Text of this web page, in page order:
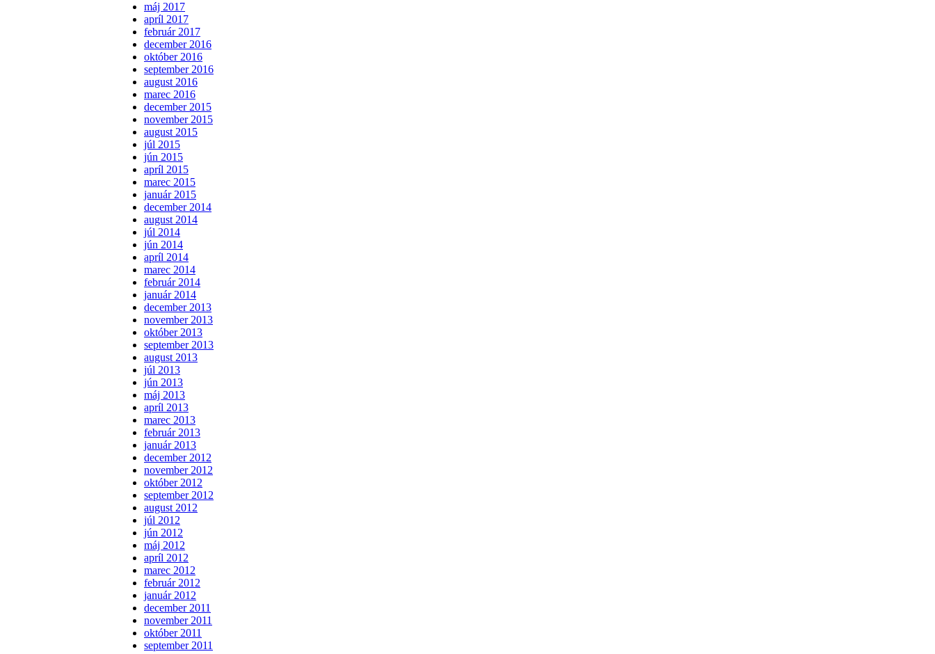
máj 2017
apríl 2017
február 2017
december 2016
október 2016
september 2016
august 2016
marec 2016
december 2015
november 2015
august 2015
júl 2015
jún 2015
apríl 2015
marec 2015
január 2015
december 2014
august 2014
júl 2014
jún 2014
apríl 2014
marec 2014
február 2014
január 2014
december 2013
november 2013
október 2013
september 2013
august 2013
júl 2013
jún 2013
máj 2013
apríl 2013
marec 2013
február 2013
január 2013
december 2012
november 2012
október 2012
september 2012
august 2012
júl 2012
jún 2012
máj 2012
apríl 2012
marec 2012
február 2012
január 2012
december 2011
november 2011
október 2011
september 2011